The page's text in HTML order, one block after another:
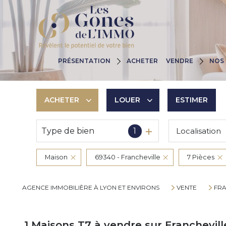
PRÉSENTATION
Nos Agences
Nos Valeurs
Nos Engagements
ACHETER VENDRE
Pourquoi Nous
Estimez Votre
Les Huit Étapes
NOS
ACHETER
De l'ancien
De l'immo pro
LOUER
à l'année
De l'immo pro
ESTIMER
Type de bien 1 Localisation
Maison 69340 - Francheville 7 Pièces
AGENCE IMMOBILIÈRE À LYON ET ENVIRONS VENTE